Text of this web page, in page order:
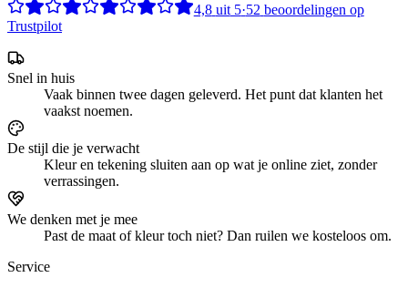
4,8 uit5·52 beoordelingen op
Trustpilot
Snel in huis
Vaak binnen twee dagen geleverd. Het punt dat klanten het
vaakst noemen.
De stijl die je verwacht
Kleur en tekening sluiten aan op wat je online ziet, zonder
verrassingen.
We denken met je mee
Past de maat of kleur toch niet? Dan ruilen we kosteloos om.
Service